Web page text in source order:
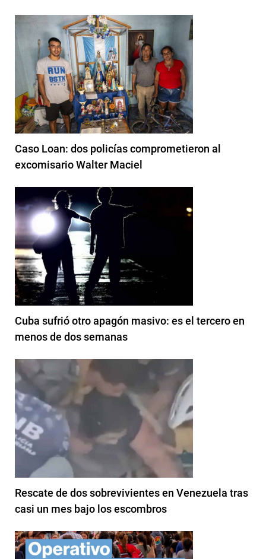
Caso Loan: dos policías comprometieron al
excomisario Walter Maciel
Cuba sufrió otro apagón masivo: es el tercero en
menos de dos semanas
Rescate de dos sobrevivientes en Venezuela tras
casi un mes bajo los escombros